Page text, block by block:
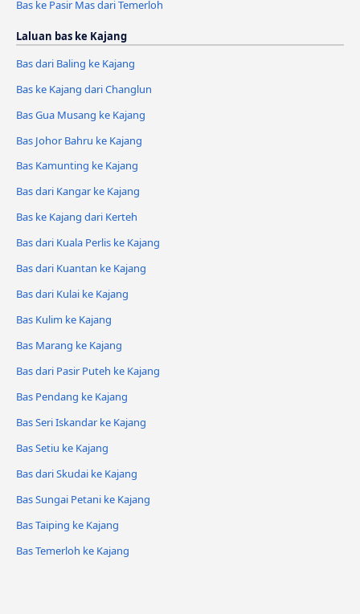
Bas ke Pasir Mas dari Temerloh
Laluan bas ke Kajang
Bas dari Baling ke Kajang
Bas ke Kajang dari Changlun
Bas Gua Musang ke Kajang
Bas Johor Bahru ke Kajang
Bas Kamunting ke Kajang
Bas dari Kangar ke Kajang
Bas ke Kajang dari Kerteh
Bas dari Kuala Perlis ke Kajang
Bas dari Kuantan ke Kajang
Bas dari Kulai ke Kajang
Bas Kulim ke Kajang
Bas Marang ke Kajang
Bas dari Pasir Puteh ke Kajang
Bas Pendang ke Kajang
Bas Seri Iskandar ke Kajang
Bas Setiu ke Kajang
Bas dari Skudai ke Kajang
Bas Sungai Petani ke Kajang
Bas Taiping ke Kajang
Bas Temerloh ke Kajang